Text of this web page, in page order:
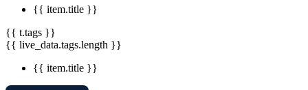
{{ item.title }}
{{ t.tags }}
{{ live_data.tags.length }}
{{ item.title }}